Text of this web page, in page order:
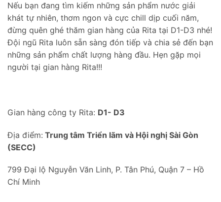
Nếu bạn đang tìm kiếm những sản phẩm nước giải
khát tự nhiên, thơm ngon và cực chill dịp cuối năm,
đừng quên ghé thăm gian hàng của Rita tại D1-D3 nhé!
Đội ngũ Rita luôn sẵn sàng đón tiếp và chia sẻ đến bạn
những sản phẩm chất lượng hàng đầu. Hẹn gặp mọi
người tại gian hàng Rita!!!
Gian hàng công ty Rita: D1- D3
Địa điểm: Trung tâm Triển lãm và Hội nghị Sài Gòn
(SECC)
799 Đại lộ Nguyễn Văn Linh, P. Tân Phú, Quận 7 – Hồ
Chí Minh